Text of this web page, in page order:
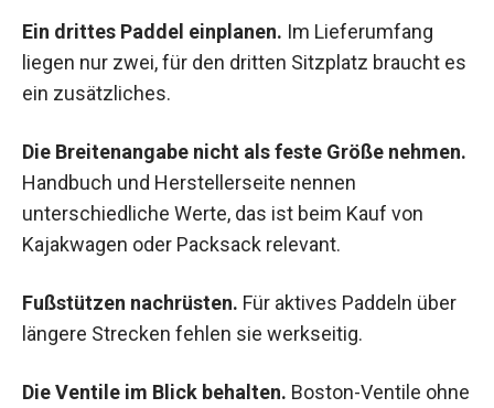
Ein drittes Paddel einplanen. Im Lieferumfang
liegen nur zwei, für den dritten Sitzplatz braucht es
ein zusätzliches.
Die Breitenangabe nicht als feste Größe nehmen.
Handbuch und Herstellerseite nennen
unterschiedliche Werte, das ist beim Kauf von
Kajakwagen oder Packsack relevant.
Fußstützen nachrüsten. Für aktives Paddeln über
längere Strecken fehlen sie werkseitig.
Die Ventile im Blick behalten. Boston-Ventile ohne